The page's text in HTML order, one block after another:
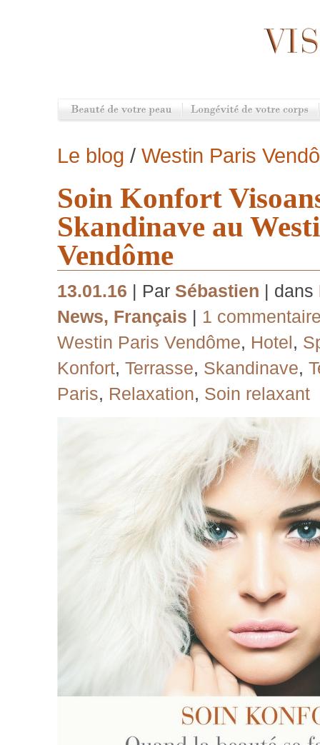
Le blog / Westin Paris
Soin Konfort
Skandinave au
Vendôme
13.01.16 | Par Sébastien | dans
News, Français | 1
Westin Paris Vendôme, Hotel,
Konfort, Terrasse, Skandinave,
Paris, Relaxation, Soin relaxant